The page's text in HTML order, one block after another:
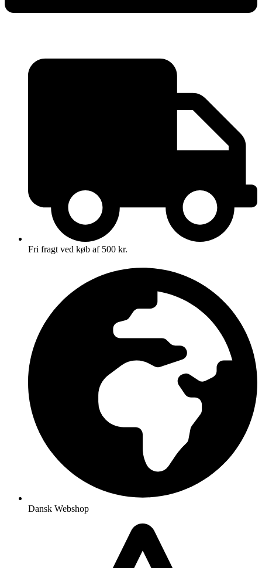
Fri fragt ved køb af 500 kr.
Dansk Webshop